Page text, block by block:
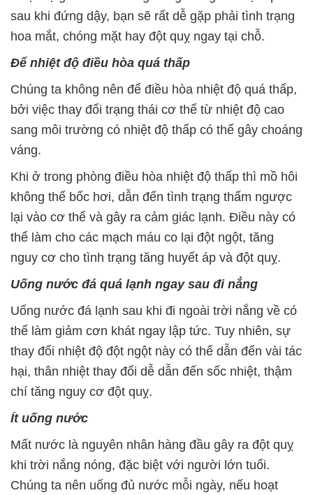
sau khi đứng dậy, bạn sẽ rất dễ gặp phải tình trạng
hoa mắt, chóng mặt hay đột quỵ ngay tại chỗ.
Để nhiệt độ điều hòa quá thấp
Chúng ta không nên để điều hòa nhiệt độ quá thấp,
bởi việc thay đổi trạng thái cơ thể từ nhiệt độ cao
sang môi trường có nhiệt độ thấp có thể gây choáng
váng.
Khi ở trong phòng điều hòa nhiệt độ thấp thì mồ hôi
không thể bốc hơi, dẫn đến tình trạng thấm ngược
lại vào cơ thể và gây ra cảm giác lạnh. Điều này có
thể làm cho các mạch máu co lại đột ngột, tăng
nguy cơ cho tình trạng tăng huyết áp và đột quỵ.
Uống nước đá quá lạnh ngay sau đi nắng
Uống nước đá lạnh sau khi đi ngoài trời nắng về có
thể làm giảm cơn khát ngay lập tức. Tuy nhiên, sự
thay đổi nhiệt độ đột ngột này có thể dẫn đến vài tác
hại, thân nhiệt thay đổi dễ dẫn đến sốc nhiệt, thậm
chí tăng nguy cơ đột quỵ.
Ít uống nước
Mất nước là nguyên nhân hàng đầu gây ra đột quỵ
khi trời nắng nóng, đặc biệt với người lớn tuổi.
Chúng ta nên uống đủ nước mỗi ngày, nếu hoạt